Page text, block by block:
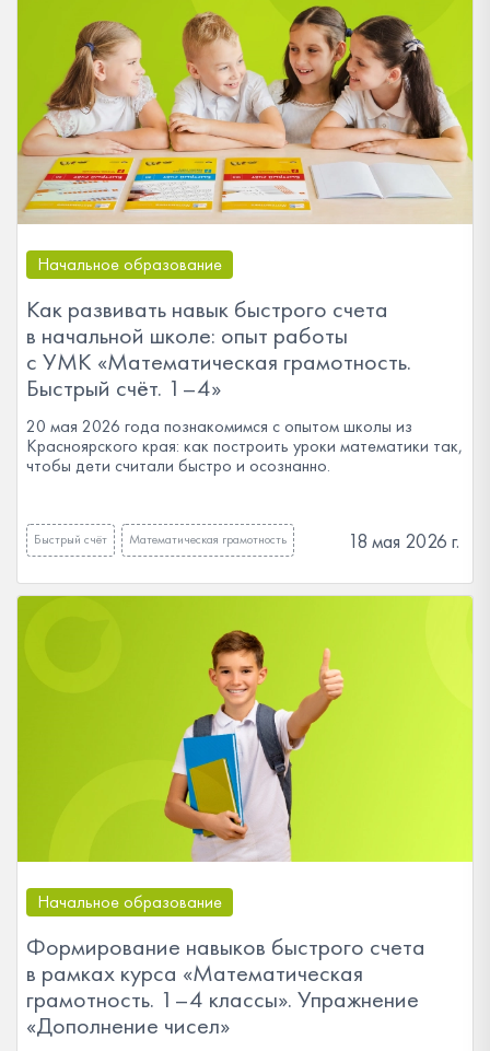
Начальное образование
Как развивать навык быстрого счета
в начальной школе: опыт работы
с УМК «Математическая грамотность.
Быстрый счёт. 1–4»
20 мая 2026 года познакомимся с опытом школы из
Красноярского края: как построить уроки математики так,
чтобы дети считали быстро и осознанно.
Быстрый счёт Математическая грамотность 18 мая 2026 г.
Начальное образование
Формирование навыков быстрого счета
в рамках курса «Математическая
грамотность. 1–4 классы». Упражнение
«Дополнение чисел»